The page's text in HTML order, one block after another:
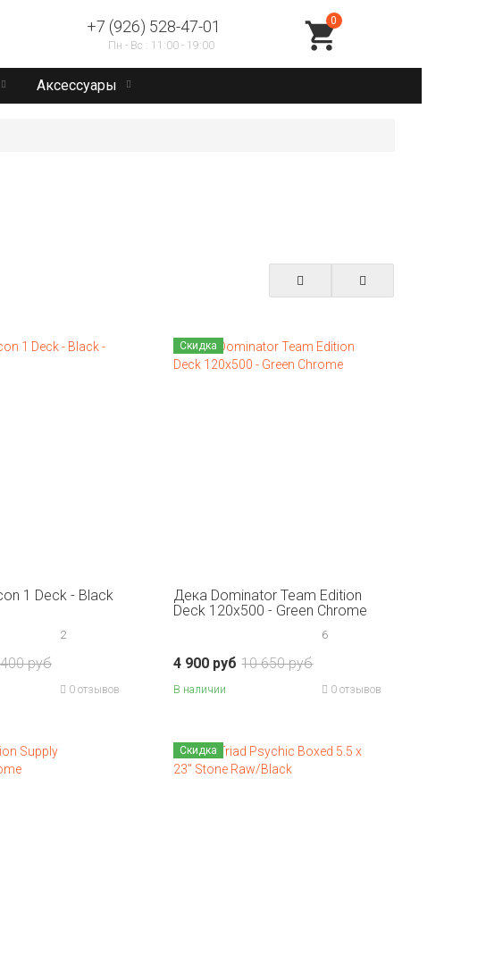
+7 (926) 528-47-01
Пн - Вс : 11:00 - 19:00
0
Аксессуары
1 Deck - Black
2
руб
0 отзывов
Скидка
Дека Dominator Team Edition
Deck 120x500 - Green Chrome
6
10 650 руб
4 900 руб
В наличии 0 отзывов
Скидка